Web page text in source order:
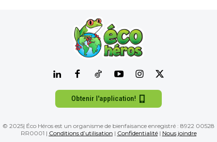
Obtenir l'application!
© 2025| Éco Héros est un organisme de bienfaisance enregistré : 8922 00528
RR0001 | Conditions d’utilisation | Confidentialité| Nous joindre